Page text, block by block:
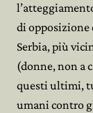
di
Serbia, più
(donne, non a
questi ultimi,
umani contro